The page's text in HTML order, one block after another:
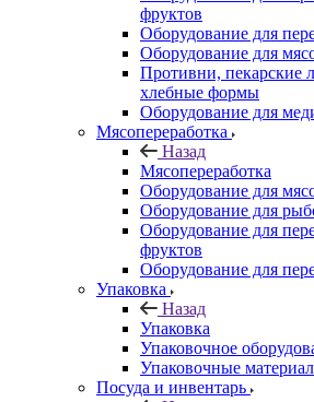
фруктов
Оборудование для
Оборудование для
Противни, пекарские
хлебные формы
Оборудование для
Мясопереработка
Назад
Мясопереработка
Оборудование для
Оборудование для
Оборудование для
фруктов
Оборудование для
Упаковка
Назад
Упаковка
Упаковочное
Упаковочные
Посуда и инвентарь